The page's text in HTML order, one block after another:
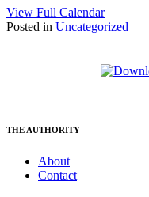
View Full Calendar
Posted in Uncategorized
THE AUTHORITY
About
Contact